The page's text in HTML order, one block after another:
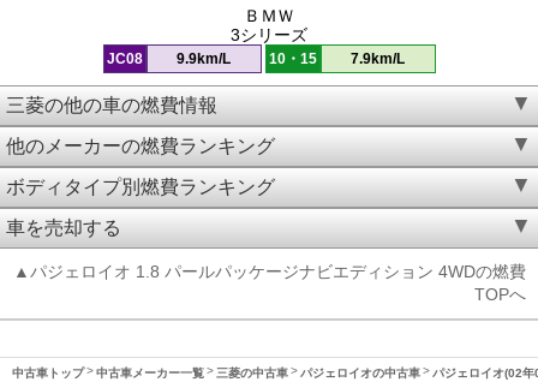
ＢＭＷ
3シリーズ
JC08 9.9km/L 10・15 7.9km/L
三菱の他の車の燃費情報
他のメーカーの燃費ランキング
ボディタイプ別燃費ランキング
車を売却する
▲パジェロイオ 1.8 パールパッケージナビエディション 4WDの燃費
TOPへ
中古車トップ 中古車メーカー一覧 三菱の中古車 パジェロイオの中古車 パジェロイオ(02